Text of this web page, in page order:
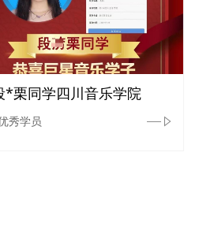
*栗同学四川音乐学院
秀学员